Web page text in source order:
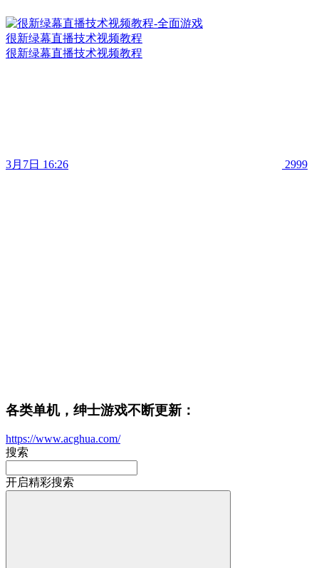
很新绿幕直播技术视频教程
很新绿幕直播技术视频教程
3月7日 16:26 2999
各类单机，绅士游戏不断更新：
https://www.acghua.com/
搜索
开启精彩搜索